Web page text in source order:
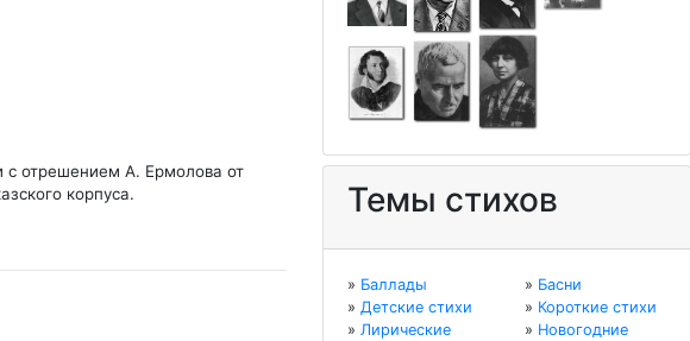
с отрешением А. Ермолова от
Темы стихов
» Баллады » Басни
» Детские стихи » Короткие стихи
» Лирические
» Новогодние